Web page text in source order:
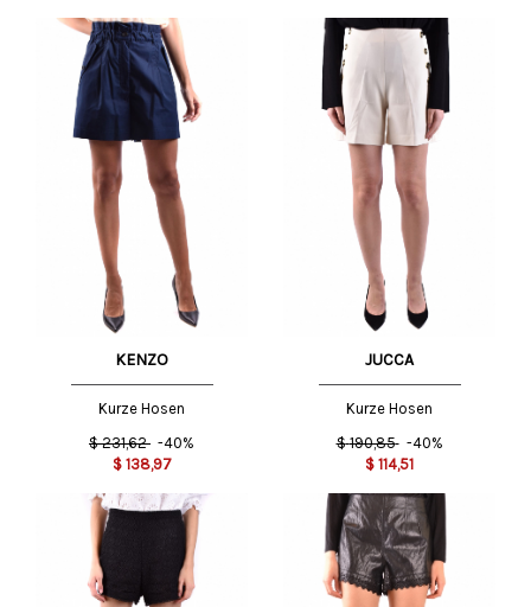
KENZO
Kurze Hosen
$ 231,62 -40%
$ 138,97
JUCCA
Kurze Hosen
$ 190,85 -40%
$ 114,51